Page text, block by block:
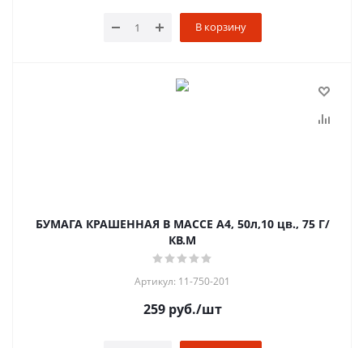
В корзину
БУМАГА КРАШЕННАЯ В МАССЕ A4, 50л,10 цв., 75 Г/
КВ.М
Артикул: 11-750-201
259руб./шт